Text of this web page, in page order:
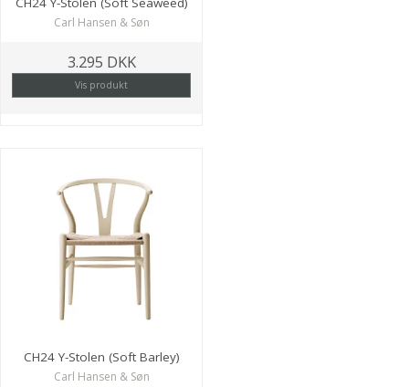
Carl Hansen & Søn
3.295 DKK
Vis produkt
CH24 Y-Stolen (Soft Barley)
Carl Hansen & Søn